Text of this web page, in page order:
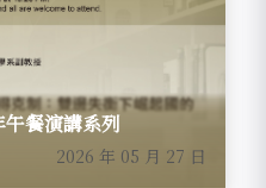
餐演講系列
2026 年 05 月 27 日